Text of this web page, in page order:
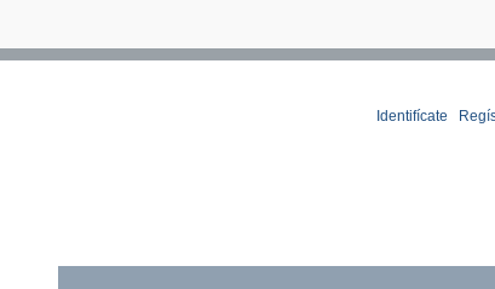
Identifícate